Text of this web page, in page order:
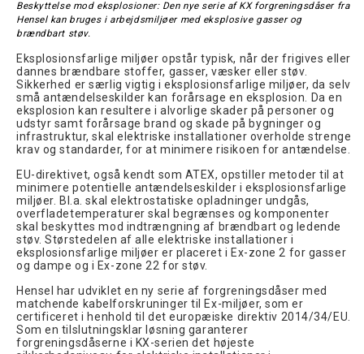
Beskyttelse mod eksplosioner: Den nye serie af KX forgreningsdåser fra
Hensel kan bruges i arbejdsmiljøer med eksplosive gasser og
brændbart støv.
Eksplosionsfarlige miljøer opstår typisk, når der frigives eller
dannes brændbare stoffer, gasser, væsker eller støv.
Sikkerhed er særlig vigtig i eksplosionsfarlige miljøer, da selv
små antændelseskilder kan forårsage en eksplosion. Da en
eksplosion kan resultere i alvorlige skader på personer og
udstyr samt forårsage brand og skade på bygninger og
infrastruktur, skal elektriske installationer overholde strenge
krav og standarder, for at minimere risikoen for antændelse.
EU-direktivet, også kendt som ATEX, opstiller metoder til at
minimere potentielle antændelseskilder i eksplosionsfarlige
miljøer. Bl.a. skal elektrostatiske opladninger undgås,
overfladetemperaturer skal begrænses og komponenter
skal beskyttes mod indtrængning af brændbart og ledende
støv. Størstedelen af alle elektriske installationer i
eksplosionsfarlige miljøer er placeret i Ex-zone 2 for gasser
og dampe og i Ex-zone 22 for støv.
Hensel har udviklet en ny serie af forgreningsdåser med
matchende kabelforskruninger til Ex-miljøer, som er
certificeret i henhold til det europæiske direktiv 2014/34/EU.
Som en tilslutningsklar løsning garanterer
forgreningsdåserne i KX-serien det højeste